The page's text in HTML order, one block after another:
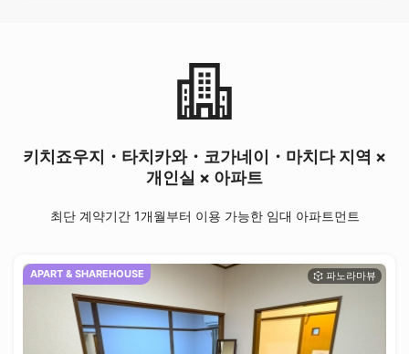
키치죠우지・타치카와・코가네이・마치다 지역 ×
개인실 × 아파트
최단 계약기간 1개월부터 이용 가능한 임대 아파트먼트
APART & SHAREHOUSE